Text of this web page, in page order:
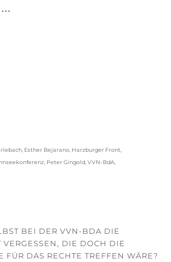
…
Esther Bejarano Harzburger Front
Peter Gingold ,VVN-BdA
BEI DER VVN-BDA DIE
VERGESSEN, DIE DOCH DIE
FÜR DAS RECHTE TREFFEN WÄRE?